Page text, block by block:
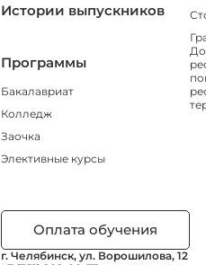
Истории выпускников
Программы
Бакалавриат
Колледж
Заочка
Элективные курсы
Оплата обучения
г. Челябинск, ул. Ворошилова, 12